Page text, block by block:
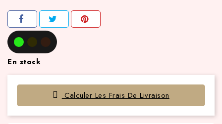
En stock
Calculer Les Frais De Livraison